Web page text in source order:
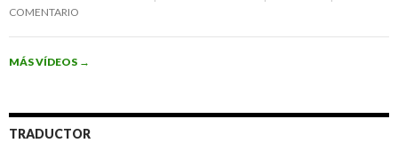
COMENTARIO
MÁS VÍDEOS →
TRADUCTOR